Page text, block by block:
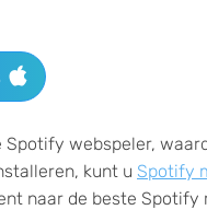
webspeler,
kunt u Spotify
naar de beste Spotify